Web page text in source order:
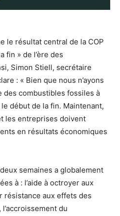
le résultat central de la COP
fin » de l’ère des
Simon Stiell, secrétaire
: « Bien que nous n’ayons
des combustibles fossiles à
début de la fin. Maintenant,
les entreprises doivent
en résultats économiques
semaines a globalement
à : l’aide à octroyer aux
résistance aux effets des
du